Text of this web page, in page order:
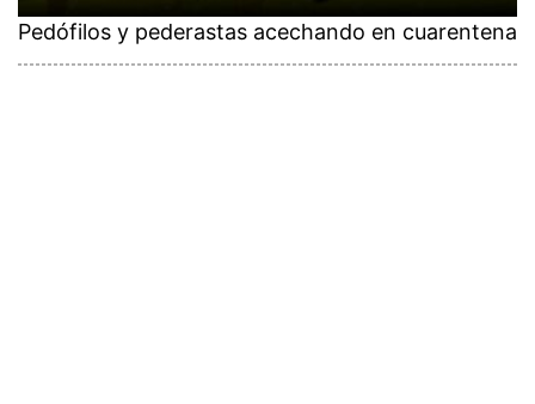
Pedófilos y pederastas acechando en cuarentena